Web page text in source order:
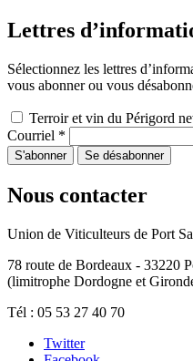
Lettres
Sélectionnez les lettres
vous abonner ou vous
Terroir et vin du Périgord
Courriel *
Nous contacter
Union de Viticulteurs de Port
78 route de Bordeaux - 33220
(limitrophe Dordogne et
Tél : 05 53 27 40 70
Twitter